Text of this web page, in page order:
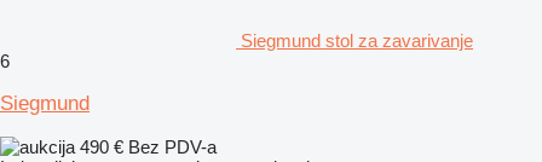
Siegmund stol za zavarivanje
6
Siegmund
490 € Bez PDV-a